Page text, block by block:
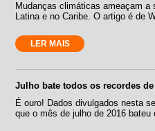
Mudanças climáticas ameaçam a
Latina e no Caribe. O artigo é de
LER MAIS
Julho bate todos os recordes
É ouro! Dados divulgados nesta
que o mês de julho de 2016